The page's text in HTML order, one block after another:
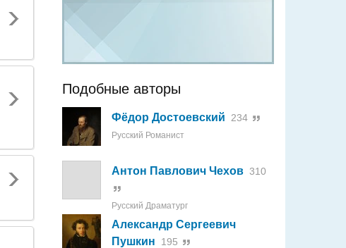
Подобные авторы
Фёдор Достоевский 234
Русский Романист
Антон Павлович Чехов 310
Русский Драматург
Александр Сергеевич
Пушкин 195